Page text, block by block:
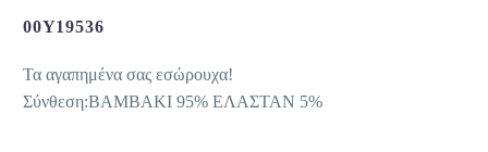
10,80 €. είναι:
8,64 €.
00Y19536
Τα αγαπημένα σας εσώρουχα!
Σύνθεση:ΒΑΜΒΑΚΙ 95% ΕΛΑΣΤΑΝ 5%